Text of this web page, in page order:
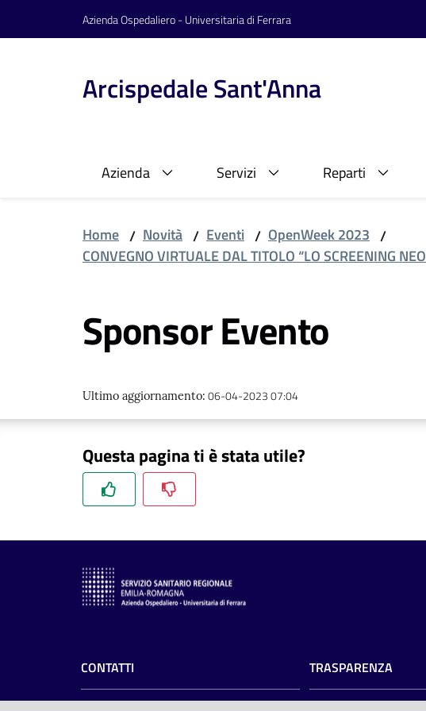
Vai al contenuto
Vai alla navigazioneAzienda Ospedaliero - Universitaria di Ferrara
Arcispedale Sant'Anna
Azienda Servizi Reparti
Home / Novità / Eventi / OpenWeek 2023 /
CONVEGNO VIRTUALE DAL TITOLO “LO SCREENING
Sponsor Evento
Ultimo aggiornamento: 06-04-2023 07:04
Questa pagina ti è stata utile?
CONTATTI TRASPARENZA